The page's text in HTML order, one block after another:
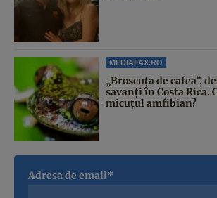
MEDIAFAX.RO
„Broscuța de cafea”,
savanți în Costa Rica.
micuțul amfibian?
Adresa de email*